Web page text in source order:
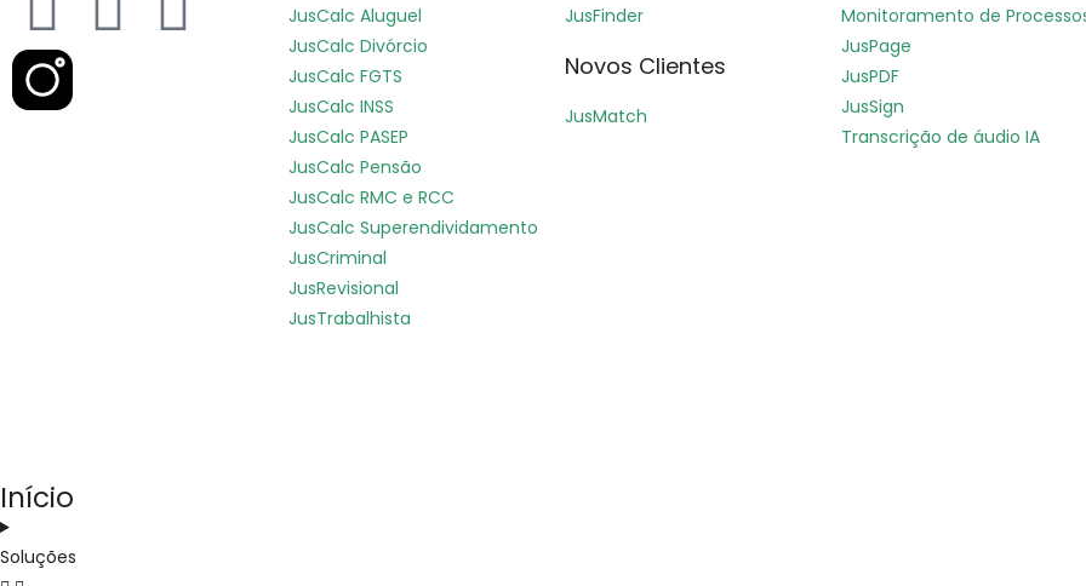
JusCalc Aluguel
JusCalc Divórcio
JusCalc FGTS
JusCalc INSS
JusCalc PASEP
JusCalc Pensão
JusCalc RMC e RCC
JusCalc Superendividamento
JusCriminal
JusRevisional
JusTrabalhista
JusFinder
Novos Clientes
JusMatch
Monitoramento de
JusPage
JusPDF
JusSign
Transcrição de áudio IA
Início
Soluções